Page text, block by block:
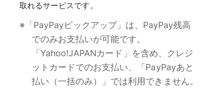
取れるサービスです。
※「PayPayピックアップ」は、PayPay残高
でのみお支払いが可能です。
「Yahoo!JAPANカード」を含め、クレジ
ットカードでのお支払い、「PayPayあと
払い（一括のみ）」では利用できません。